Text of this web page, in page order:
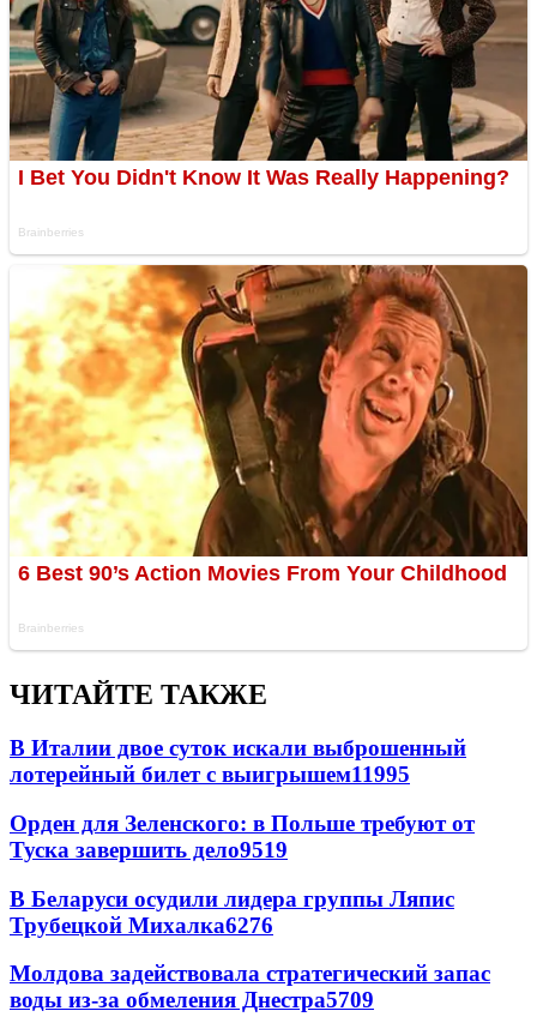
ЧИТАЙТЕ ТАКЖЕ
В Италии двое суток искали выброшенный
лотерейный билет с выигрышем11995
Орден для Зеленского: в Польше требуют от
Туска завершить дело9519
В Беларуси осудили лидера группы Ляпис
Трубецкой Михалка6276
Молдова задействовала стратегический запас
воды из-за обмеления Днестра5709